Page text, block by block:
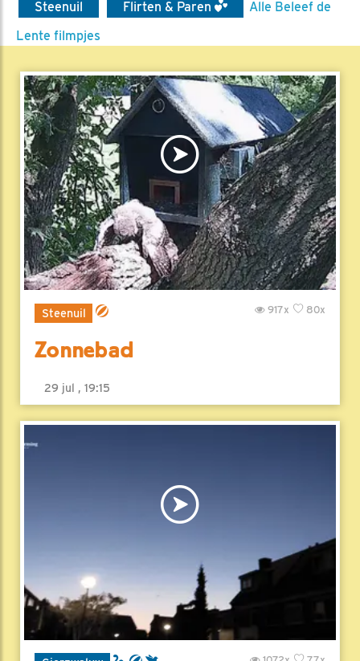
Steenuil Flirten & Paren
Alle Beleef de
Lente filmpjes
Steenuil 80x
917x
Zonnebad
29 jul , 19:15